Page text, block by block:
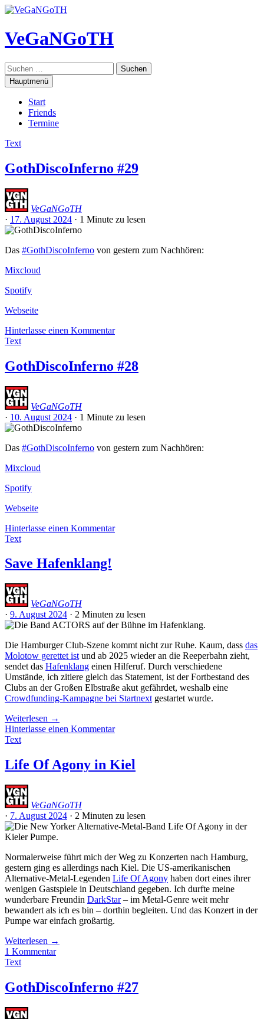
Zum
springen
VeGaNGoTH
Suchen
nach:
Hauptmenü
Start
Friends
Termine
Text
GothDiscoInferno #29
VeGaNGoTH
· 17. August 2024 · 1 Minute zu lesen
Das #GothDiscoInferno von gestern zum Nachhören:
Mixcloud
Spotify
Webseite
Hinterlasse einen Kommentar
Text
GothDiscoInferno #28
VeGaNGoTH
· 10. August 2024 · 1 Minute zu lesen
Das #GothDiscoInferno von gestern zum Nachhören:
Mixcloud
Spotify
Webseite
Hinterlasse einen Kommentar
Text
Save Hafenklang!
VeGaNGoTH
· 9. August 2024 · 2 Minuten zu lesen
Die Hamburger Club-Szene kommt nicht zur Ruhe. Kaum, dass das
Molotow gerettet ist und ab 2025 wieder an die Reeperbahn zieht,
sendet das Hafenklang einen Hilferuf. Durch verschiedene
Umstände, ich zitiere gleich das Statement, ist der Fortbestand des
Clubs an der Großen Elbstraße akut gefährdet, weshalb eine
Crowdfunding-Kampagne bei Startnext gestartet wurde.
Weiterlesen →
Hinterlasse einen Kommentar
Text
Life Of Agony in Kiel
VeGaNGoTH
· 7. August 2024 · 2 Minuten zu lesen
Normalerweise führt mich der Weg zu Konzerten nach Hamburg,
gestern ging es allerdings nach Kiel. Die US-amerikanischen
Alternative-Metal-Legenden Life Of Agony haben dort eines ihrer
wenigen Gastspiele in Deutschland gegeben. Ich durfte meine
wunderbare Freundin DarkStar– im Metal-Genre weit mehr
bewandert als ich es bin – dorthin begleiten. Und das Konzert in der
Pumpe war einfach großartig.
Weiterlesen →
1 Kommentar
Text
GothDiscoInferno #27